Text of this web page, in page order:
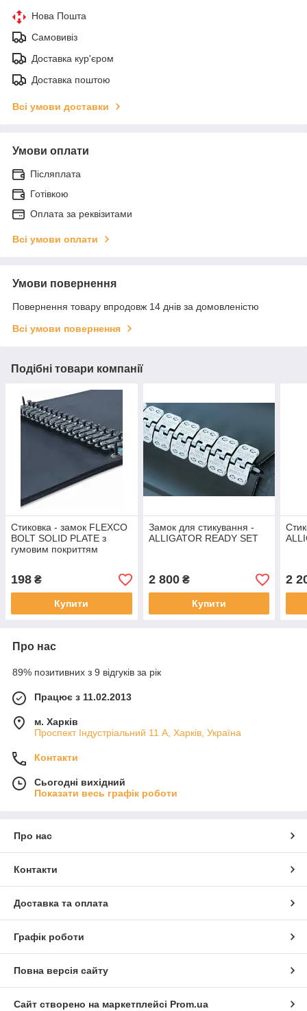
Нова Пошта
Самовивіз
Доставка кур'єром
Доставка поштою
Всі умови доставки
Умови оплати
Післяплата
Готівкою
Оплата за реквізитами
Всі умови оплати
Умови повернення
Повернення товару впродовж 14 днів за домовленістю
Всі умови повернення
Подібні товари компанії
Стиковка - замок FLEXCO
BOLT SOLID PLATE з
гумовим покриттям
198 ₴
Купити
Замок для стикування -
ALLIGATOR READY SET
2 800₴
Купити
2
Про нас
89% позитивних з 9 відгуків за рік
Працює з 11.02.2013
м. Харків
Проспект Індустріальний 11 А, Харків, Україна
Контакти
Сьогодні вихідний
Показати весь графік роботи
Про нас
Контакти
Доставка та оплата
Графік роботи
Повна версія сайту
Сайт створено на маркетплейсі Prom.ua